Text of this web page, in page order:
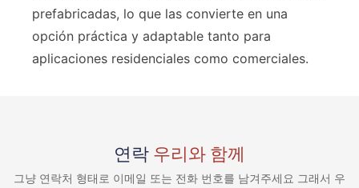
prefabricadas, lo que las convierte en una
opción práctica y adaptable tanto para
aplicaciones residenciales como comerciales.
연락우리와 함께
그냥 연락처 형태로 이메일 또는 전화 번호를 남겨주세요 그래서 우